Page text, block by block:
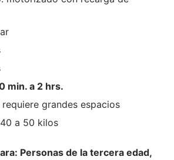
min. a 2 hrs.
grandes espacios
a 50 kilos
Personas de la tercera edad,